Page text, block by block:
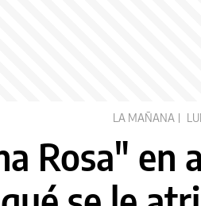
LA MAÑANA
Rosa" en